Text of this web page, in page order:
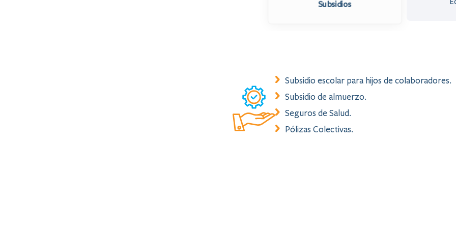
Subsidios
Subsidio escolar para hijos de colaboradores.
Subsidio de almuerzo.
Seguros de Salud.
Pólizas Colectivas.